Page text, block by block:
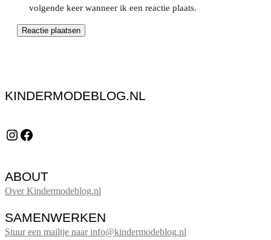
volgende keer wanneer ik een reactie plaats.
KINDERMODEBLOG.NL
Instagram Facebook
ABOUT
Over Kindermodeblog.nl
SAMENWERKEN
Stuur een mailtje naar info@kindermodeblog.nl